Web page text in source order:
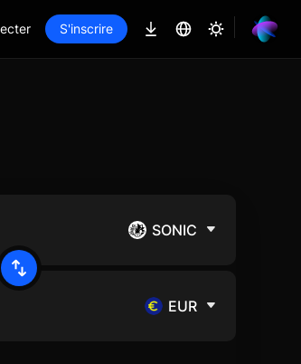
S'inscrire
SONIC
EUR